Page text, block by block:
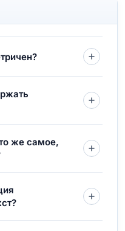
же самое,